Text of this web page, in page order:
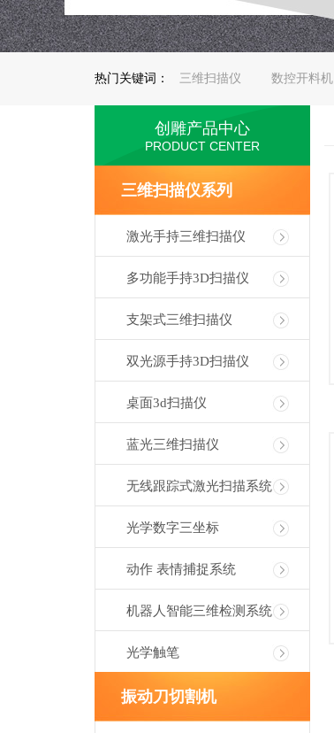
热门关键词： 三维扫描仪 数控开料机
创雕产品中心
PRODUCT CENTER
三维扫描仪系列
激光手持三维扫描仪
多功能手持3D扫描仪
支架式三维扫描仪
双光源手持3D扫描仪
桌面3d扫描仪
蓝光三维扫描仪
无线跟踪式激光扫描系统
光学数字三坐标
动作 表情捕捉系统
机器人智能三维检测系统
光学触笔
振动刀切割机